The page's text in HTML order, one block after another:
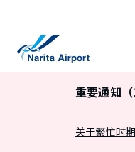
重要通知（
关于繁忙时